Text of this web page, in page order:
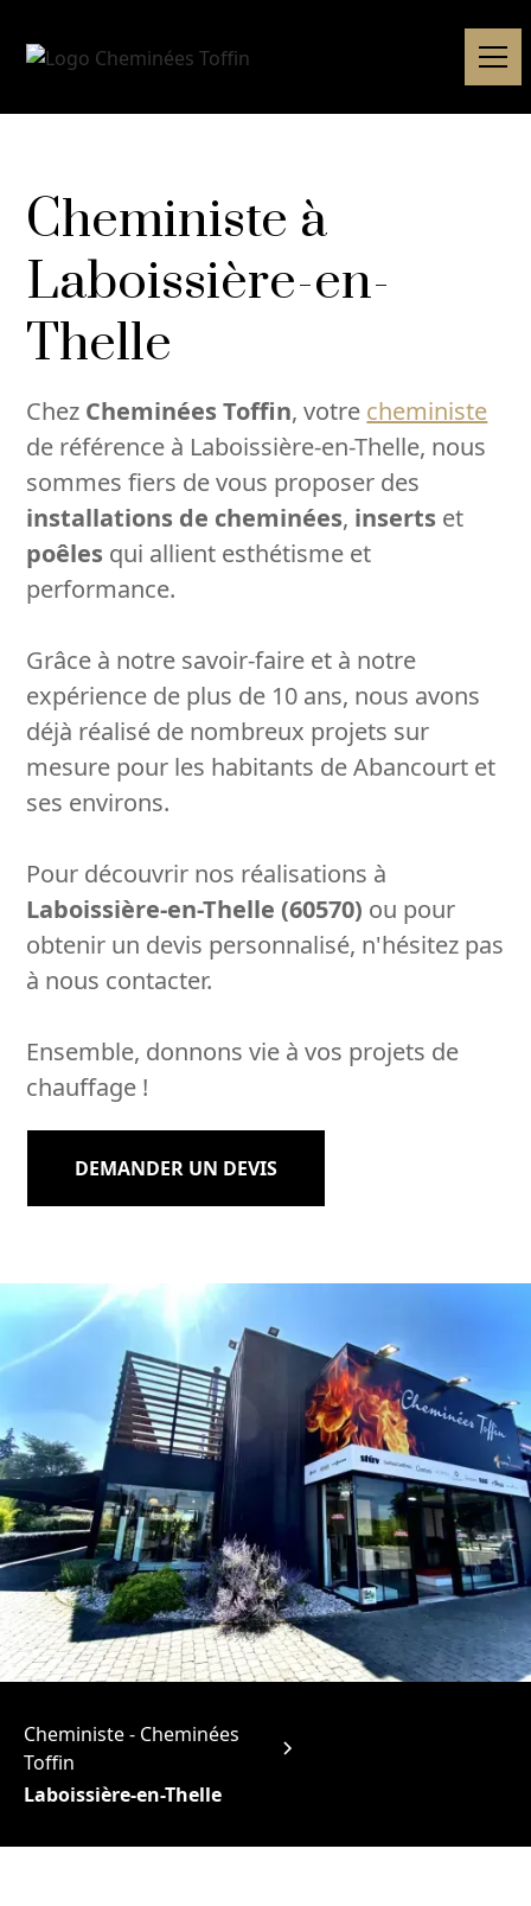
Cheministe à
Laboissière-en-
Thelle
Chez Cheminées Toffin, votre cheministe
de référence à Laboissière-en-Thelle, nous
sommes fiers de vous proposer des
installations de cheminées, inserts et
poêles qui allient esthétisme et
performance.
Grâce à notre savoir-faire et à notre
expérience de plus de 10 ans, nous avons
déjà réalisé de nombreux projets sur
mesure pour les habitants de Abancourt et
ses environs.
Pour découvrir nos réalisations à
Laboissière-en-Thelle (60570) ou pour
obtenir un devis personnalisé, n'hésitez pas
à nous contacter.
Ensemble, donnons vie à vos projets de
chauffage !
DEMANDER UN DEVIS
Cheministe - Cheminées
Toffin
Laboissière-en-Thelle